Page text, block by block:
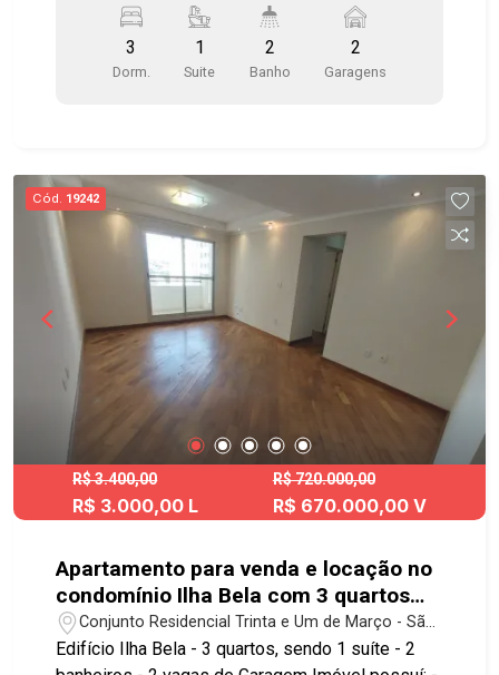
churrasqueira - Sem armários nos quartos. Lazer
com: - Piscina - Sauna - Salão de festas - Salão
de jogos Localizado próximo ao CenterVale
ao Centro e ao sistema viário da cidade. Agende
já sua visita!! #imobiliaria #geraçãoimóveis
#aptolocação #aptolocaçãoSJC #JardimPaulista
#elevador
3
Dorm.
1
Suite
2
Banho
2
Garagens
Cód. 19242
R$ 3.400,00
R$ 3.000,00 L
R$ 720.000,00
R$ 670.000,00 V
Apartamento para venda e locação no
condomínio Ilha Bela com 3 quartos
sendo 1 suíte - 72 m² - No bairro
Conjunto Residencial Trinta e Um de
Conjunto Residencial Trinta e Um de Março - São
José dos Campos/SP
Edifício Ilha Bela - 3 quartos, sendo 1 suíte - 2